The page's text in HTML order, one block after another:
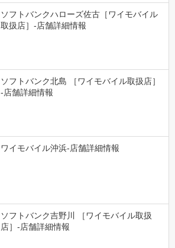
ソフトバンクハローズ佐古［ワイモバイル
取扱店］-店舗詳細情報
ソフトバンク北島 ［ワイモバイル取扱店］
-店舗詳細情報
ワイモバイル沖浜-店舗詳細情報
ソフトバンク吉野川 ［ワイモバイル取扱
店］-店舗詳細情報